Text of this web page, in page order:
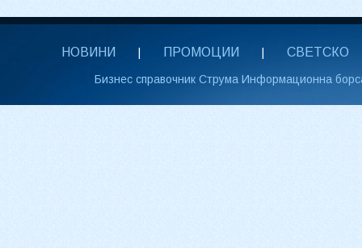
НОВИНИ ПРОМОЦИИ СВЕТСКО
Бизнес справочник Струма Информационна